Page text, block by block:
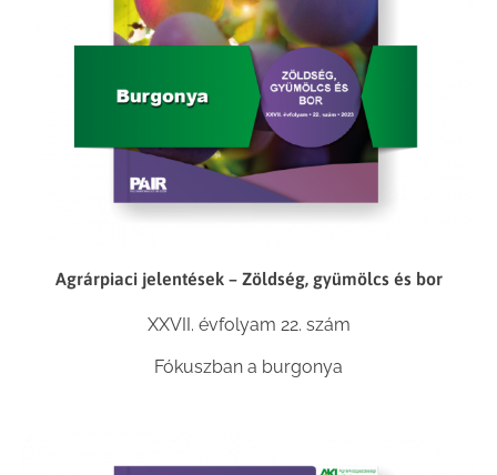
Agrárpiaci jelentések – Zöldség, gyümölcs és bor
XXVII. évfolyam 22. szám
Fókuszban a burgonya